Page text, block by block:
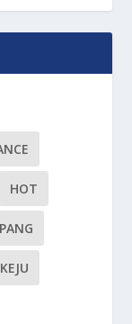
HOT
KEJU